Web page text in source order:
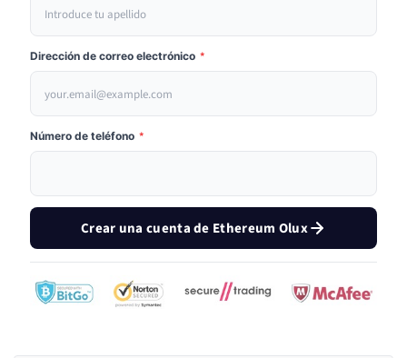
Dirección de correo electrónico *
Número de teléfono *
Crear una cuenta de Ethereum Olux